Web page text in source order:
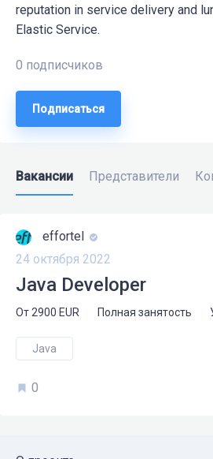
reputation in service delivery and
Elastic Service.
0 подписчиков
Подписаться
Вакансии Представители
effortel
24 октября 2022
Java Developer
От 2900 EUR Полная занятость
Java
0